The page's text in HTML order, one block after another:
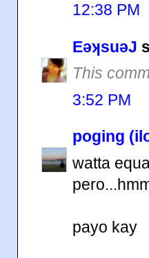
12:38 PM
EǝʞsuǝJ
This
3:52 PM
poging
watta
payo kay